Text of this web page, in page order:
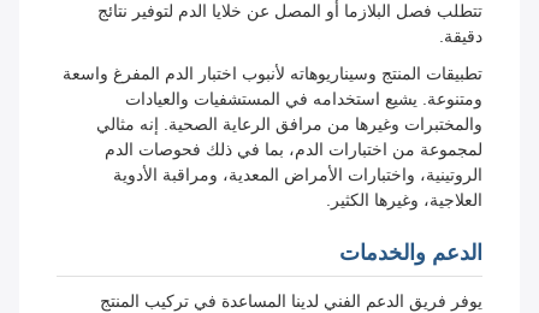
تتطلب فصل البلازما أو المصل عن خلايا الدم لتوفير نتائج
دقيقة.
تطبيقات المنتج وسيناريوهاته لأنبوب اختبار الدم المفرغ واسعة
ومتنوعة. يشيع استخدامه في المستشفيات والعيادات
والمختبرات وغيرها من مرافق الرعاية الصحية. إنه مثالي
لمجموعة من اختبارات الدم، بما في ذلك فحوصات الدم
الروتينية، واختبارات الأمراض المعدية، ومراقبة الأدوية
العلاجية، وغيرها الكثير.
الدعم والخدمات
يوفر فريق الدعم الفني لدينا المساعدة في تركيب المنتج